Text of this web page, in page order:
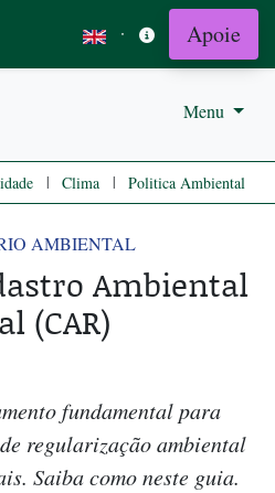
· Apoie
Menu
| Clima | Politica Ambiental
AMBIENTAL
Ambiental
(CAR)
fundamental para
regularização ambiental
Saiba como neste guia.